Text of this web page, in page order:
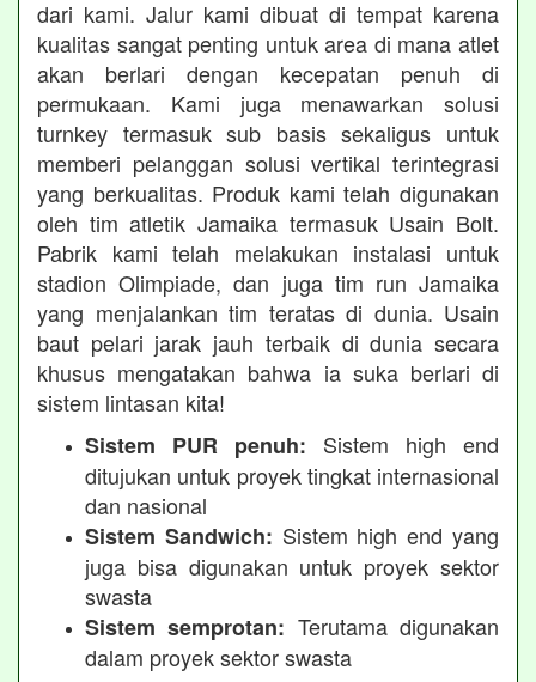
dari kami. Jalur kami dibuat di tempat karena
kualitas sangat penting untuk area di mana atlet
akan berlari dengan kecepatan penuh di
permukaan. Kami juga menawarkan solusi
turnkey termasuk sub basis sekaligus untuk
memberi pelanggan solusi vertikal terintegrasi
yang berkualitas. Produk kami telah digunakan
oleh tim atletik Jamaika termasuk Usain Bolt.
Pabrik kami telah melakukan instalasi untuk
stadion Olimpiade, dan juga tim run Jamaika
yang menjalankan tim teratas di dunia. Usain
baut pelari jarak jauh terbaik di dunia secara
khusus mengatakan bahwa ia suka berlari di
sistem lintasan kita!
Sistem PUR penuh: Sistem high end
ditujukan untuk proyek tingkat internasional
dan nasional
Sistem Sandwich: Sistem high end yang
juga bisa digunakan untuk proyek sektor
swasta
Sistem semprotan: Terutama digunakan
dalam proyek sektor swasta